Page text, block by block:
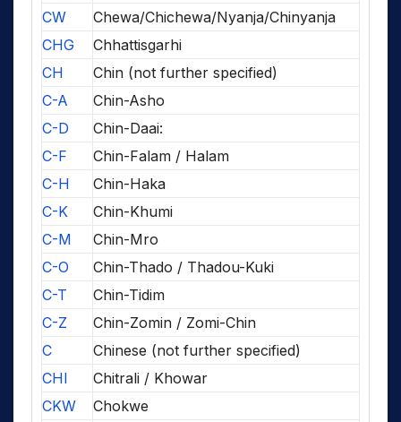
CW
Chewa/Chichewa/Nyanja/Chinyanja
CHG
Chhattisgarhi
CH
Chin (not further specified)
C-A
Chin-Asho
C-D
Chin-Daai:
C-F
Chin-Falam / Halam
C-H
Chin-Haka
C-K
Chin-Khumi
C-M
Chin-Mro
C-O
Chin-Thado / Thadou-Kuki
C-T
Chin-Tidim
C-Z
Chin-Zomin / Zomi-Chin
C
Chinese (not further specified)
CHI
Chitrali / Khowar
CKW
Chokwe